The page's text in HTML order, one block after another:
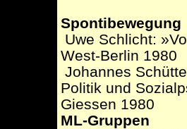
Spontibewegung
Uwe Schlicht:
West-Berlin 1980
Johannes
Politik und
Giessen 1980
ML-Gruppen